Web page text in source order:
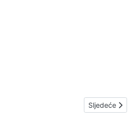
DAN 1999. GODINE,Sljedeći
Sljedeće